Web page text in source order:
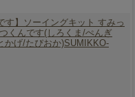
す】
ソーイングキット すみっ
くんです(しろくま/ぺんぎ
かげ/たぴおか)SUMIKKO-